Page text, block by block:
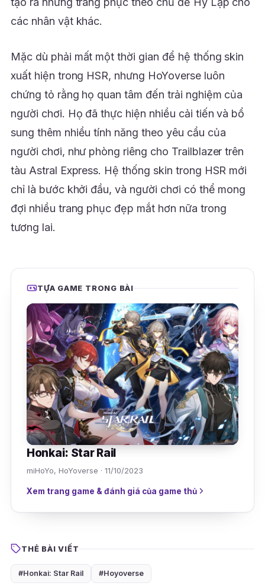
các nhân vật khác.
Mặc dù phải mất một thời gian để hệ thống skin
xuất hiện trong HSR, nhưng HoYoverse luôn
chứng tỏ rằng họ quan tâm đến trải nghiệm của
người chơi. Họ đã thực hiện nhiều cải tiến và bổ
sung thêm nhiều tính năng theo yêu cầu của
người chơi, như phòng riêng cho Trailblazer trên
tàu Astral Express. Hệ thống skin trong HSR mới
chỉ là bước khởi đầu, và người chơi có thể mong
đợi nhiều trang phục đẹp mắt hơn nữa trong
tương lai.
TỰA GAME TRONG BÀI
Honkai: Star Rail
miHoYo, HoYoverse · 11/10/2023
Xem trang game & đánh giá của game thủ
THẺ BÀI VIẾT
#Honkai: Star Rail #Hoyoverse